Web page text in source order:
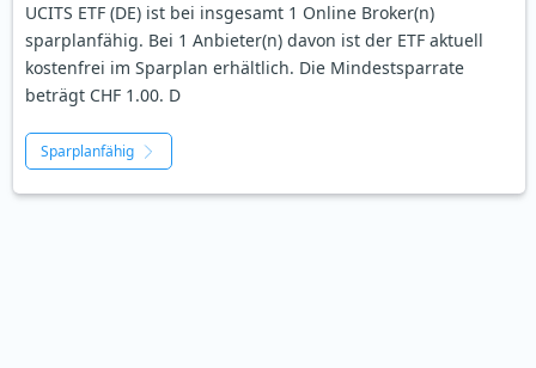
UCITS ETF (DE) ist bei insgesamt 1 Online Broker(n)
sparplanfähig. Bei 1 Anbieter(n) davon ist der ETF aktuell
kostenfrei im Sparplan erhältlich. Die Mindestsparrate
beträgt CHF 1.00. D
Sparplanfähig